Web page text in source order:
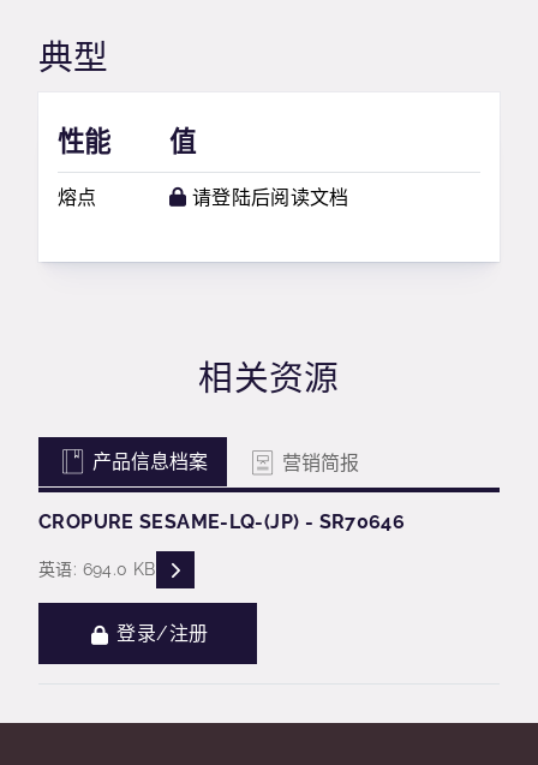
典型
性能 值
熔点 请登陆后阅读文档
相关资源
产品信息档案 营销简报
CROPURE SESAME-LQ-(JP) - SR70646
英语: 694.0 KB READ DESCRIPTIONS
登录/注册